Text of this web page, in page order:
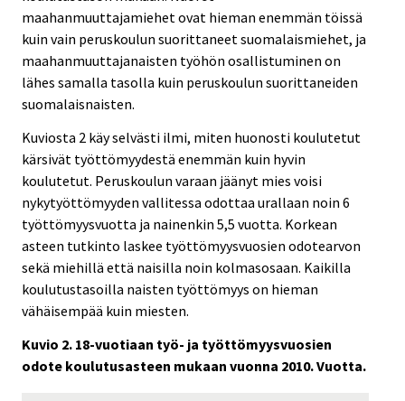
maahanmuuttajamiehet ovat hieman enemmän töissä
kuin vain peruskoulun suorittaneet suomalaismiehet, ja
maahanmuuttajanaisten työhön osallistuminen on
lähes samalla tasolla kuin peruskoulun suorittaneiden
suomalaisnaisten.
Kuviosta 2 käy selvästi ilmi, miten huonosti koulutetut
kärsivät työttömyydestä enemmän kuin hyvin
koulutetut. Peruskoulun varaan jäänyt mies voisi
nykytyöttömyyden vallitessa odottaa urallaan noin 6
työttömyysvuotta ja nainenkin 5,5 vuotta. Korkean
asteen tutkinto laskee työttömyysvuosien odotearvon
sekä miehillä että naisilla noin kolmasosaan. Kaikilla
koulutustasoilla naisten työttömyys on hieman
vähäisempää kuin miesten.
Kuvio 2. 18-vuotiaan työ- ja työttömyysvuosien
odote koulutusasteen mukaan vuonna 2010. Vuotta.